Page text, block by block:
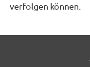
verfolgen können.